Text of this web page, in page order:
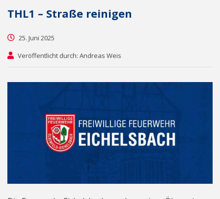
THL1 – Straße reinigen
25. Juni 2025
Veröffentlicht durch: Andreas Weis